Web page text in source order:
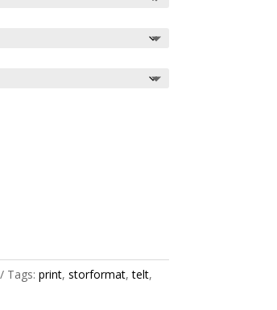
Tags: print, storformat,telt,